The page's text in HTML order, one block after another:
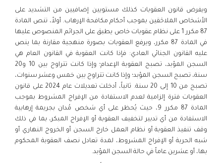
ويفرض قانون العقوبات كذلك مستويين إضافيين من التشديد على
الأشخاص الملاحَقين بموجب أحكام مكافحة الإرهاب. أولاً، تنص المادة
87 مكرر 1 على نظام عقوبات خاص يطبق على الجرائم المنصوص عليها
في المادة 87 مكرر، ويرفع العقوبات بصورة منهجية مقارنة بما ينص
عليه القانون الجنائي العادي: فإذا كانت العقوبة في القانون العام هي
السجن المؤبد، تصبح العقوبة الإعدام؛ وإذا كانت تتراوح بين 10 و20
سنة، تصبح السجن المؤبد؛ وإذا كانت تتراوح بين خمس وعشر سنوات،
تصبح من 10 إلى 20 سنة. ثانياً، أدخلت تعديلات عام 2024 على قانون
العقوبات فترة إلزامية لعدم الاستفادة من الإفراج المشروط بموجب
المادة 87 مكرر 9، حيث يُحظر على أي شخص مُدان بجريمة إرهابية
الاستفادة من أي تدبير لتخفيف العقوبة أو الإفراج المبكر، بما في ذلك
وقف تنفيذ العقوبة أو نظام العمل خارج السجن أو الخروج النهاري أو
شبه الحرية أو الإفراج المشروط، لمدة تعادل نصف العقوبة المحكوم
بها، أو عشرين عاماً في حالة السجن المؤبد.